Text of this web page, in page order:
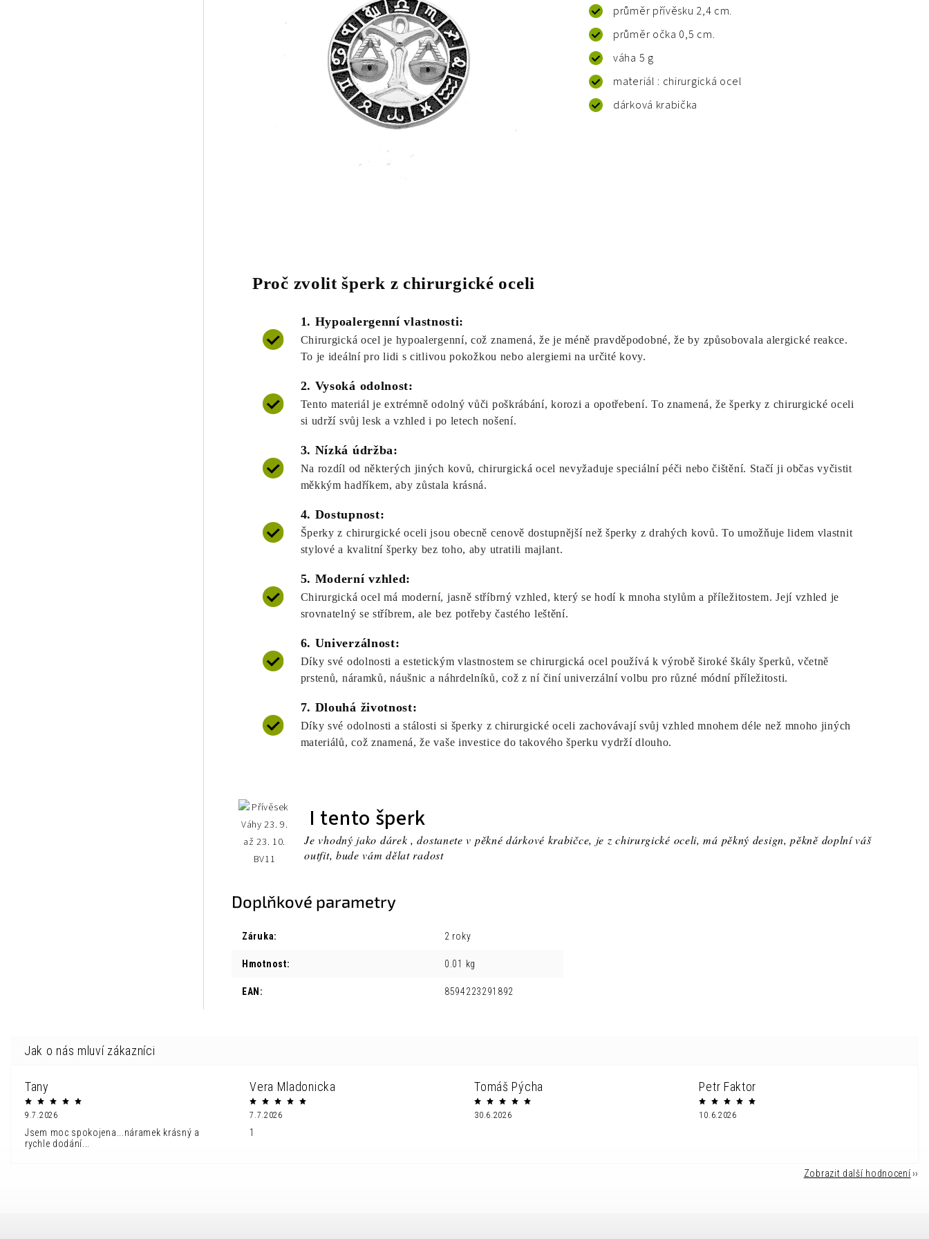
průměr přívěsku 2,4 cm.
průměr očka 0,5 cm.
váha 5 g
materiál : chirurgická ocel
dárková krabička
Proč zvolit šperk z chirurgické oceli
1. Hypoalergenní vlastnosti:
Chirurgická ocel je hypoalergenní, což znamená, že je méně pravděpodobné, že by způsobovala alergické reakce.
To je ideální pro lidi s citlivou pokožkou nebo alergiemi na určité kovy.
2. Vysoká odolnost:
Tento materiál je extrémně odolný vůči poškrábání, korozi a opotřebení. To znamená, že šperky z chirurgické oceli
si udrží svůj lesk a vzhled i po letech nošení.
3. Nízká údržba:
Na rozdíl od některých jiných kovů, chirurgická ocel nevyžaduje speciální péči nebo čištění. Stačí ji občas vyčistit
měkkým hadříkem, aby zůstala krásná.
4. Dostupnost:
Šperky z chirurgické oceli jsou obecně cenově dostupnější než šperky z drahých kovů. To umožňuje lidem vlastnit
stylové a kvalitní šperky bez toho, aby utratili majlant.
5. Moderní vzhled:
Chirurgická ocel má moderní, jasně stříbrný vzhled, který se hodí k mnoha stylům a příležitostem. Její vzhled je
srovnatelný se stříbrem, ale bez potřeby častého leštění.
6. Univerzálnost:
Díky své odolnosti a estetickým vlastnostem se chirurgická ocel používá k výrobě široké škály šperků, včetně
prstenů, náramků, náušnic a náhrdelníků, což z ní činí univerzální volbu pro různé módní příležitosti.
7. Dlouhá životnost:
Díky své odolnosti a stálosti si šperky z chirurgické oceli zachovávají svůj vzhled mnohem déle než mnoho jiných
materiálů, což znamená, že vaše investice do takového šperku vydrží dlouho.
I tento šperk
Je vhodný jako dárek , dostanete v pěkné dárkové krabičce, je z chirurgické oceli, má pěkný design, pěkně doplní váš
outfit, bude vám dělat radost
Doplňkové parametry
Záruka: 2 roky
Hmotnost: 0.01 kg
EAN: 8594223291892
Tany
9.7.2026
Jsem moc spokojena...náramek krásný a
rychle dodání...
Vera Mladonicka
7.7.2026
1
Tomáš Pýcha
30.6.2026
Petr Faktor
10.6.2026
Zobrazit další hodnocení